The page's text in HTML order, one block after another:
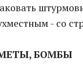
- со
БОМБЫ